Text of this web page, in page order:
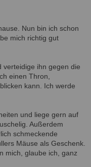
Nun bin ich schon
mich richtig gut
verteidige ihn gegen die
einen Thron,
kann. Ich werde
und liege gern auf
Außerdem
schmeckende
Mäuse als Geschenk.
mich, glaube ich, ganz